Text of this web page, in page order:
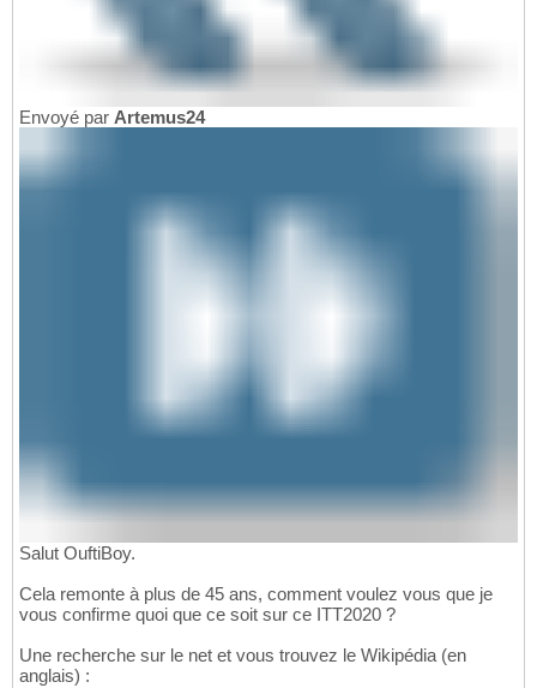
Envoyé par Artemus24
Salut OuftiBoy.
Cela remonte à plus de 45 ans, comment voulez vous que je
vous confirme quoi que ce soit sur ce ITT2020 ?
Une recherche sur le net et vous trouvez le Wikipédia (en
anglais) :